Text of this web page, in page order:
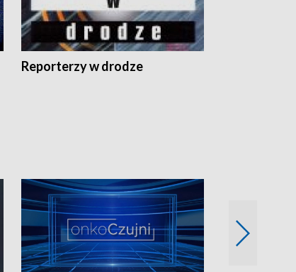
Reporterzy w drodze